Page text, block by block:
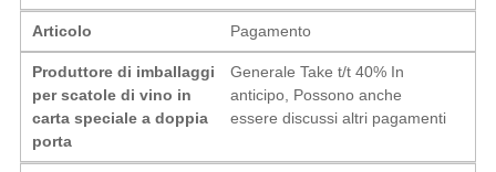
Articolo Pagamento
Produttore di imballaggi
per scatole di vino in
carta speciale a doppia
porta
Generale Take t/t 40% In
anticipo, Possono anche
essere discussi altri pagamenti